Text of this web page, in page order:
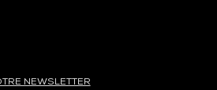
NEWSLETTER